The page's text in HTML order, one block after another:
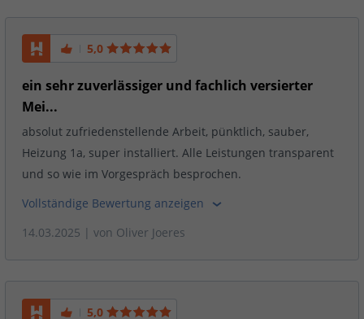
5,0
ein sehr zuverlässiger und fachlich versierter
Mei...
absolut zufriedenstellende Arbeit, pünktlich, sauber,
Heizung 1a, super installiert. Alle Leistungen transparent
und so wie im Vorgespräch besprochen.
Vollständige Bewertung anzeigen
14.03.2025 | von Oliver Joeres
5,0